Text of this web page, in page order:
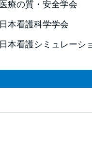
医療の質・安全学会
日本看護科学学会
日本看護シミュレーシ